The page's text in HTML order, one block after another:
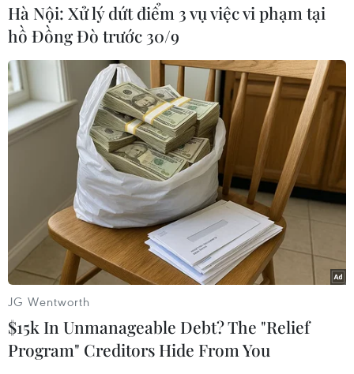
Sáng chế mới của Viettel được cấp bằng
bảo hộ độc quyền tại Mỹ
04/11/2019 07:45
Cơ quan Sáng chế và Nhãn hiệu Hoa Kỳ đã cấp bằng
bảo hộ độc quyền cho Viettel với sáng chế “Phương
thức phân chia dữ liệu ngẫu nhiên trong các hệ thống
phân tán đa vi xử lý”.
Hà Nội: Xử lý dứt điểm 3 vụ việc vi phạm tại
hồ Đồng Đò trước 30/9
JG Wentworth
$15k In Unmanageable Debt? The "Relief
Program" Creditors Hide From You